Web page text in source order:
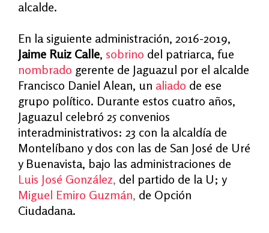
alcalde.
En la siguiente administración, 2016-2019,
Jaime Ruiz Calle, sobrino del patriarca, fue
nombrado gerente de Jaguazul por el alcalde
Francisco Daniel Alean, un aliado de ese
grupo político. Durante estos cuatro años,
Jaguazul celebró 25 convenios
interadministrativos: 23 con la alcaldía de
Montelíbano y dos con las de San José de Uré
y Buenavista, bajo las administraciones de
Luis José González, del partido de la U; y
Miguel Emiro Guzmán, de Opción
Ciudadana.